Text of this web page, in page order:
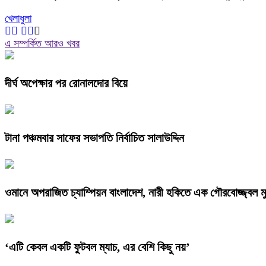
খেলাধুলা
এ সম্পর্কিত আরও খবর
দীর্ঘ অপেক্ষার পর রোনালদোর বিয়ে
টানা পঞ্চমবার সাফের সভাপতি নির্বাচিত সালাউদ্দিন
ওমানে অপরাজিত চ্যাম্পিয়ন বাংলাদেশ, নারী হকিতে এক গৌরবোজ্জ্বল
‘এটি কেবল একটি ফুটবল ম্যাচ, এর বেশি কিছু নয়’